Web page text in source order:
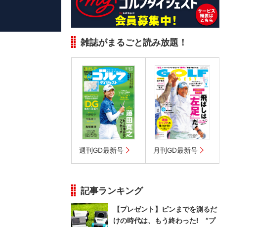
雑誌がまるごと読み放題！
週刊GD最新号 月刊GD最新号
記事ランキング
【プレゼント】ピンまでを測るだ
けの時代は、もう終わった! “プ